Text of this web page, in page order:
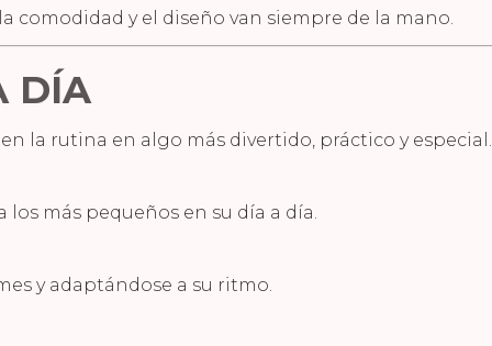
comodidad y el diseño van siempre de la mano.
DÍA
la rutina en algo más divertido, práctico y especial.
más pequeños en su día a día.
y adaptándose a su ritmo.